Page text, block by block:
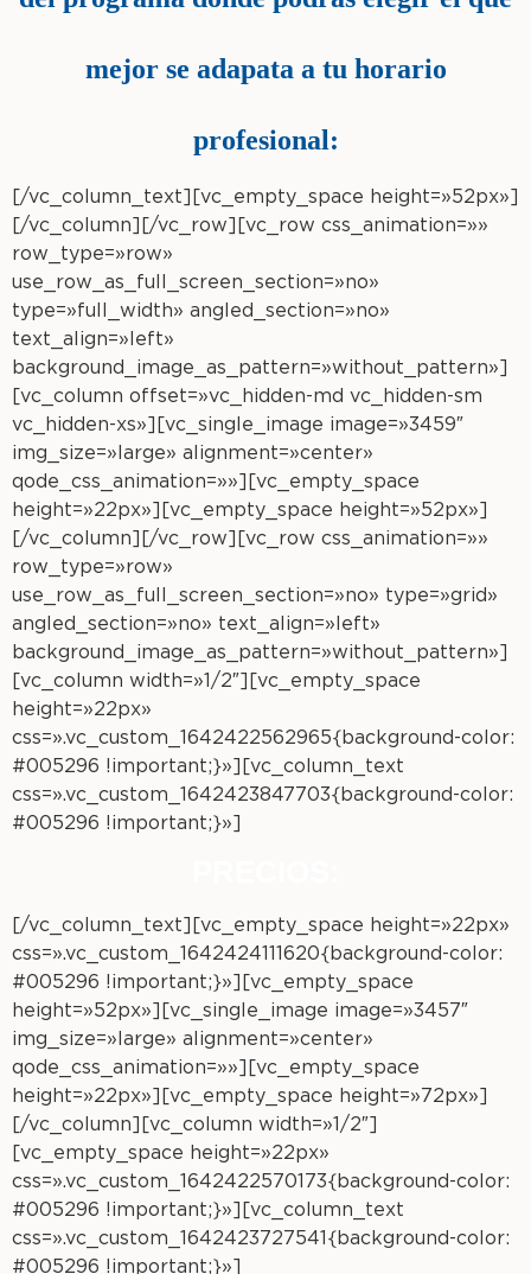
mejor se adapata a tu horario
profesional:
[/vc_column_text][vc_empty_space height=»52px»]
[/vc_column][/vc_row][vc_row css_animation=»»
row_type=»row»
use_row_as_full_screen_section=»no»
type=»full_width» angled_section=»no»
text_align=»left»
background_image_as_pattern=»without_pattern»]
[vc_column offset=»vc_hidden-md vc_hidden-sm
vc_hidden-xs»][vc_single_image image=»3459″
img_size=»large» alignment=»center»
qode_css_animation=»»][vc_empty_space
height=»22px»][vc_empty_space height=»52px»]
[/vc_column][/vc_row][vc_row css_animation=»»
row_type=»row»
use_row_as_full_screen_section=»no» type=»grid»
angled_section=»no» text_align=»left»
background_image_as_pattern=»without_pattern»]
[vc_column width=»1/2″][vc_empty_space
height=»22px»
css=».vc_custom_1642422562965{background-color:
#005296 !important;}»][vc_column_text
css=».vc_custom_1642423847703{background-color:
#005296 !important;}»]
[/vc_column_text][vc_empty_space height=»22px»
css=».vc_custom_1642424111620{background-color:
#005296 !important;}»][vc_empty_space
height=»52px»][vc_single_image image=»3457″
img_size=»large» alignment=»center»
qode_css_animation=»»][vc_empty_space
height=»22px»][vc_empty_space height=»72px»]
[/vc_column][vc_column width=»1/2″]
[vc_empty_space height=»22px»
css=».vc_custom_1642422570173{background-color:
#005296 !important;}»][vc_column_text
css=».vc_custom_1642423727541{background-color:
#005296 !important;}»]